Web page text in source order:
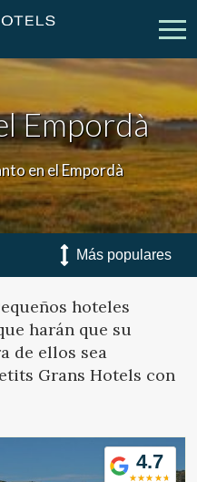
Escapadas
Empresas
Descubre Catalunya
Mi reserva
person Crear cuenta
Empordà
en el Empordà
hoteles
harán que su
de ellos sea
Grans Hotels con
4.7